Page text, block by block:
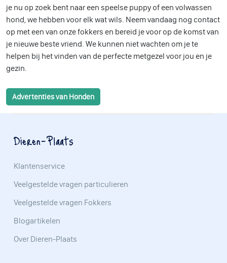
je nu op zoek bent naar een speelse puppy of een volwassen
hond, we hebben voor elk wat wils. Neem vandaag nog contact
op met een van onze fokkers en bereid je voor op de komst van
je nieuwe beste vriend. We kunnen niet wachten om je te
helpen bij het vinden van de perfecte metgezel voor jou en je
gezin.
Advertenties van Honden
Dieren-Plaats
Klantenservice
Veelgestelde vragen particulieren
Veelgestelde vragen Fokkers
Blogartikelen
Over Dieren-Plaats